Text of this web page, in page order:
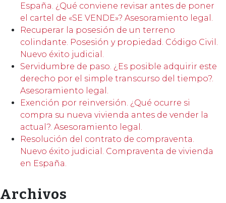
España. ¿Qué conviene revisar antes de poner
el cartel de «SE VENDE»? Asesoramiento legal.
Recuperar la posesión de un terreno
colindante. Posesión y propiedad. Código Civil.
Nuevo éxito judicial.
Servidumbre de paso. ¿Es posible adquirir este
derecho por el simple transcurso del tiempo?.
Asesoramiento legal.
Exención por reinversión. ¿Qué ocurre si
compra su nueva vivienda antes de vender la
actual?. Asesoramiento legal.
Resolución del contrato de compraventa.
Nuevo éxito judicial. Compraventa de vivienda
en España.
Archivos